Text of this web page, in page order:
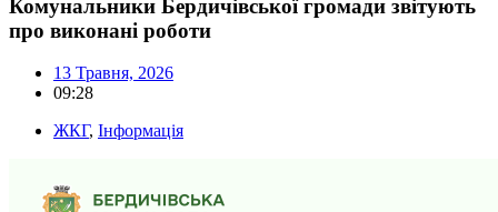
Комунальники Бердичівської громади звітують
про виконані роботи
13 Травня, 2026
09:28
ЖКГ, Інформація